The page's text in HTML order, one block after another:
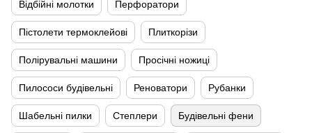
Відбійні молотки Перфоратори
Пістолети термоклейові Плиткорізи
Полірувальні машини Просічні ножиці
Пилососи будівельні Реноватори Рубанки
Шабельні пилки Степлери Будівельні фени